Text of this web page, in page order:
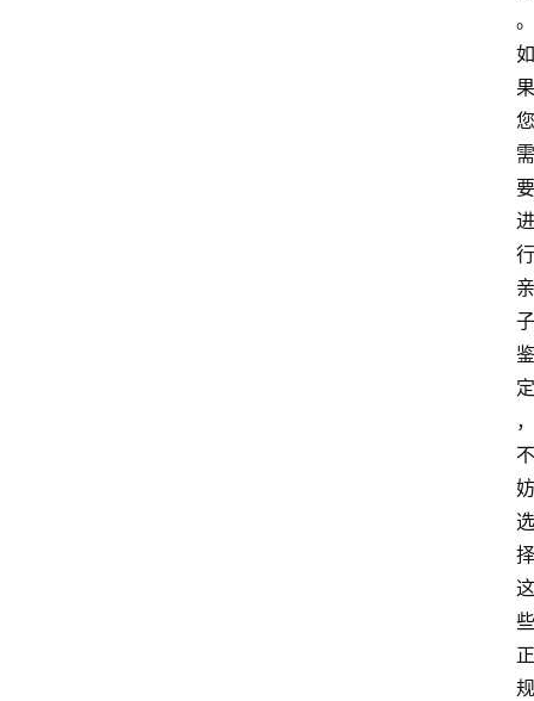
。
如
果
您
需
要
进
行
亲
子
鉴
定
，
不
妨
选
择
这
些
正
规